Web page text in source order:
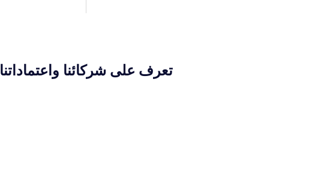
تعرف على شركائنا واعتماداتنا